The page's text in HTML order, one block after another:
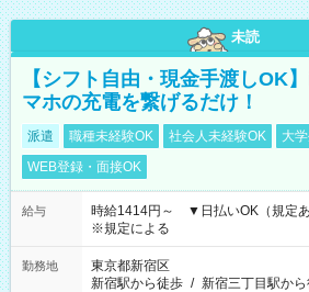
未読
【シフト自由・現金手渡しOK
マホの充電を繋げるだけ！
派遣 職種未経験OK 社会人未経験OK 大
WEB登録・面接OK
給与
時給1414円～ ▼日払いOK（規定
※規定による
勤務地
東京都新宿区
新宿駅から徒歩 / 新宿三丁目駅か